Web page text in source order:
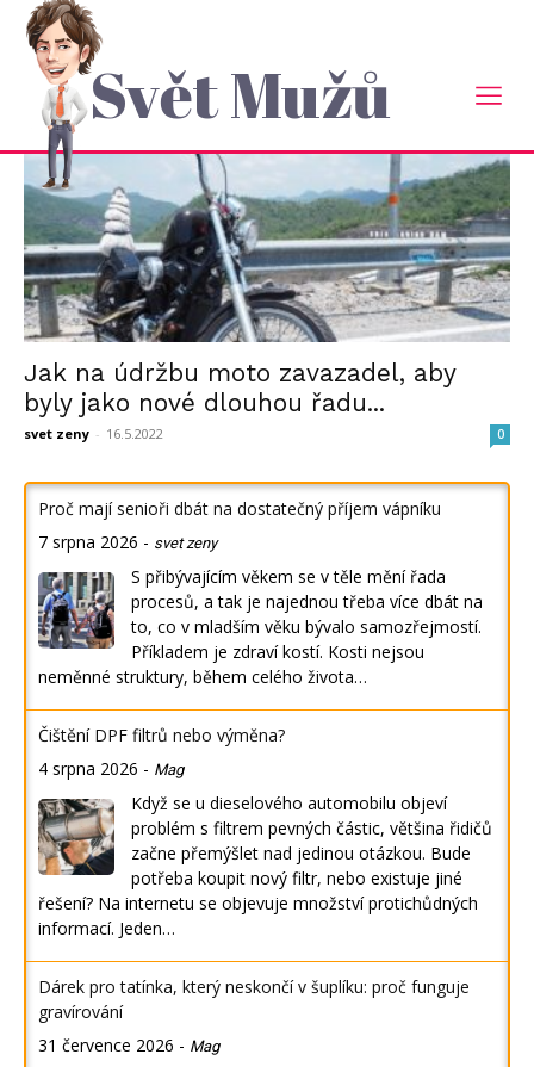
Svět Mužů
Domů Tagy
štítek: Motobrašny
Jak na údržbu moto zavazadel, aby
byly jako nové dlouhou řadu...
svet zeny - 16.5.2022 0
Proč mají senioři dbát na dostatečný příjem vápníku
7 srpna 2026 - svet zeny
S přibývajícím věkem se v těle mění řada
procesů, a tak je najednou třeba více dbát na
to, co v mladším věku bývalo samozřejmostí.
Příkladem je zdraví kostí. Kosti nejsou
neměnné struktury, během celého života…
Čištění DPF filtrů nebo výměna?
4 srpna 2026 - Mag
Když se u dieselového automobilu objeví
problém s filtrem pevných částic, většina řidičů
začne přemýšlet nad jedinou otázkou. Bude
potřeba koupit nový filtr, nebo existuje jiné
řešení? Na internetu se objevuje množství protichůdných
informací. Jeden…
Dárek pro tatínka, který neskončí v šuplíku: proč funguje
gravírování
31 července 2026 - Mag